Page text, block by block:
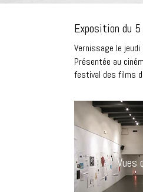
Vernissage le
Présentée au
festival des films
Exposition du
Vues